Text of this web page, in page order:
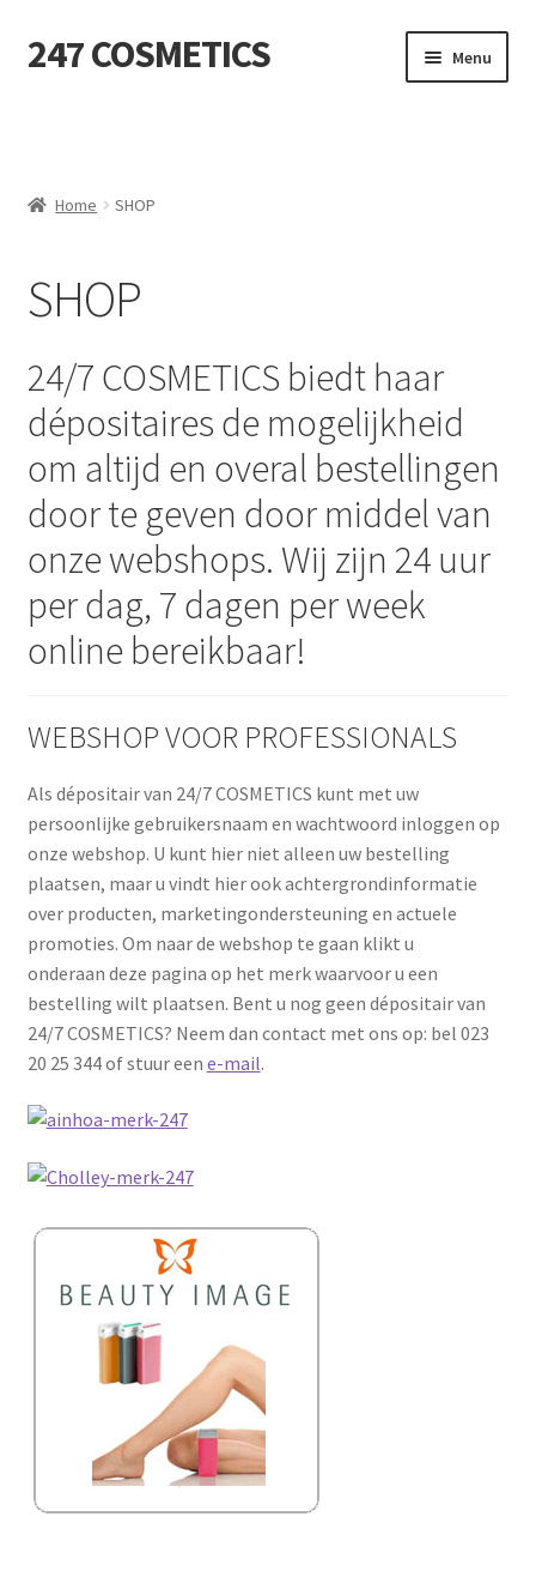
Ga
door
Ga
naar
247 COSMETICS Menu
VERBRUIKSMATERIALEN
SALON INRICHTING
TEXTIEL
VOETVERZORGING
SALON BENODIGDHEDEN
OUTLET
AI EXPERT
Home SHOP
SHOP
24/7 COSMETICS biedt haar
dépositaires de mogelijkheid
om altijd en overal bestellingen
door te geven door middel van
onze webshops. Wij zijn 24 uur
per dag, 7 dagen per week
online bereikbaar!
WEBSHOP VOOR PROFESSIONALS
Als dépositair van 24/7 COSMETICS kunt met uw
persoonlijke gebruikersnaam en wachtwoord inloggen op
onze webshop. U kunt hier niet alleen uw bestelling
plaatsen, maar u vindt hier ook achtergrondinformatie
over producten, marketingondersteuning en actuele
promoties. Om naar de webshop te gaan klikt u
onderaan deze pagina op het merk waarvoor u een
bestelling wilt plaatsen. Bent u nog geen dépositair van
24/7 COSMETICS? Neem dan contact met ons op: bel 023
20 25 344 of stuur een e-mail.